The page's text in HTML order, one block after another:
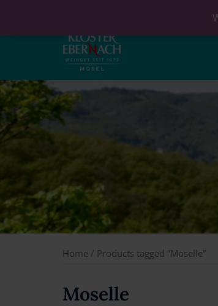
Home / Products tagged “Moselle”
Moselle